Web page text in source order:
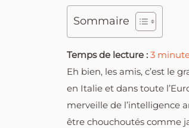
Sommaire
Temps de lecture : 3
Eh bien, les amis, c’est le
en Italie et dans toute
merveille de l’intelligence
être chouchoutés comme